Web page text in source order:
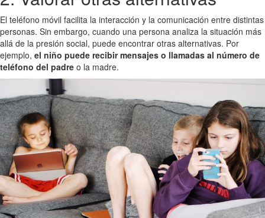
El teléfono móvil facilita la interacción y la comunicación entre distintas
personas. Sin embargo, cuando una persona analiza la situación más
allá de la presión social, puede encontrar otras alternativas. Por
ejemplo, el niño puede recibir mensajes o llamadas al número de
teléfono del padre o la madre.